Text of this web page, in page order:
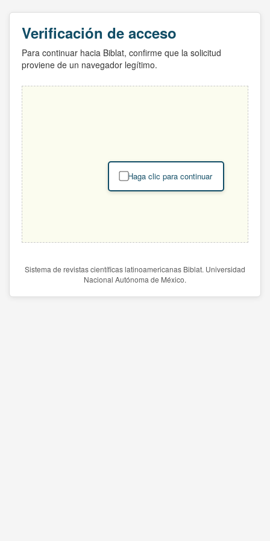
Verificación de acceso
Para continuar hacia Biblat, confirme que la solicitud
proviene de un navegador legítimo.
Haga clic para continuar
Sistema de revistas científicas latinoamericanas Biblat. Universidad
Nacional Autónoma de México.